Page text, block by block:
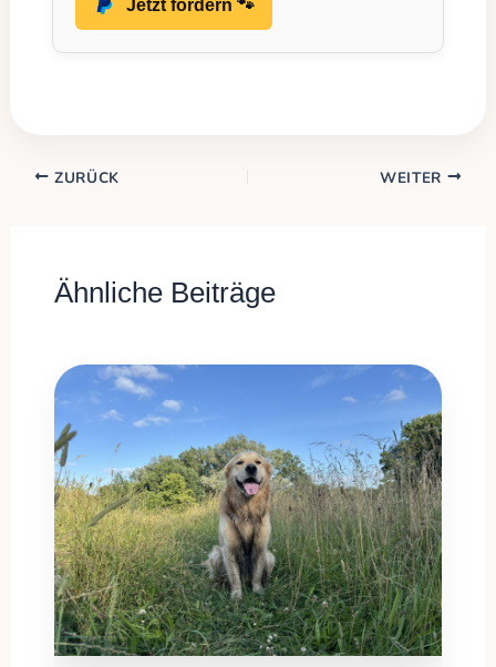
Jetzt fördern 🐾
ZURÜCK WEITER
Ähnliche Beiträge